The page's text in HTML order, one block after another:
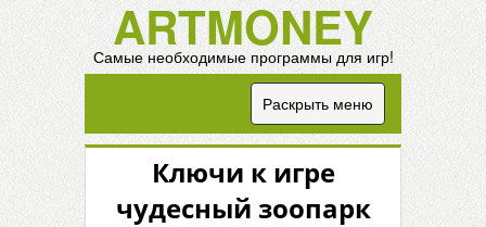
ARTMONEY
Самые необходимые программы для игр!
Раскрыть меню
Ключи к игре
чудесный зоопарк